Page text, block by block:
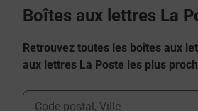
Boîtes aux lettres La
Retrouvez toutes les boîtes aux
aux lettres La Poste les plus
Ville, Département, Code Postal